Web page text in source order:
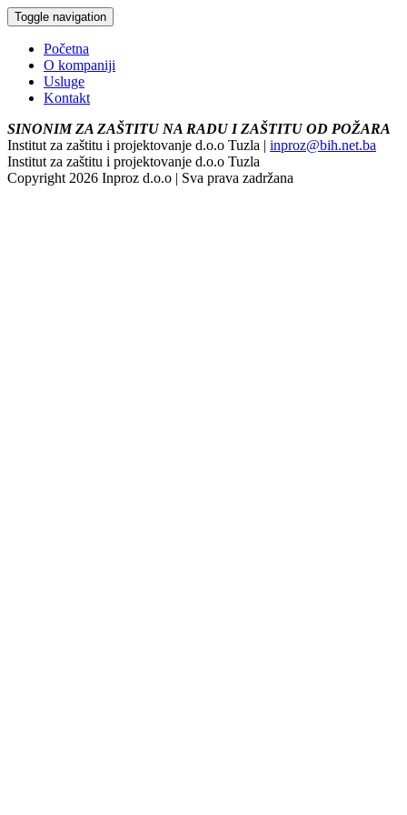
Toggle navigation
Početna
O kompaniji
Usluge
Kontakt
SINONIM ZA ZAŠTITU NA RADU I ZAŠTITU OD POŽARA
Institut za zaštitu i projektovanje d.o.o Tuzla | inproz@bih.net.ba
Institut za zaštitu i projektovanje d.o.o Tuzla
Copyright 2026 Inproz d.o.o | Sva prava zadržana